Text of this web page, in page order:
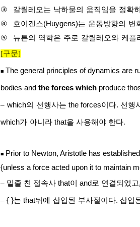
③
갈릴레오는 낙하물의 움직임을 정확히
④
호이겐스(Huygens)는 운동방향의 변
⑤
뉴튼의 역학은 주로 갈릴레오와 케플
[구문]
■ The general principles of dynamics are
bodies and the forces which produce
– which의 선행사는 the forces이다. 선행
which가 아니라 that을 사용해야 한다.
■ Prior to Newton, Aristotle has established
{unless a force acted upon it to maintain
– 밑줄 친 접속사 that이 and 로 연결되었고,
– { }는 that뒤에 삽입된 부사절이다. 삽입된